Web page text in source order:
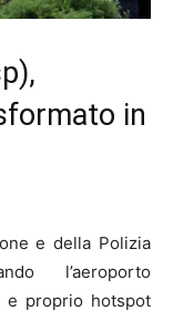
in
e della Polizia
l’aeroporto
e proprio hotspot